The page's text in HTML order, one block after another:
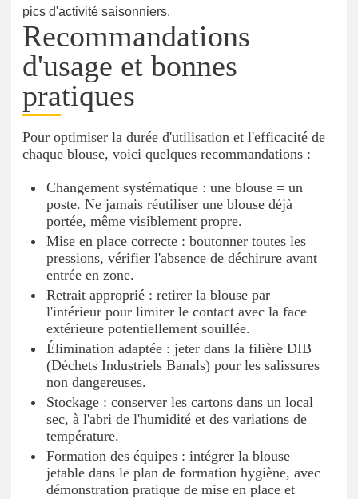
pics d'activité saisonniers.
Recommandations
d'usage et bonnes
pratiques
Pour optimiser la durée d'utilisation et l'efficacité de
chaque blouse, voici quelques recommandations :
Changement systématique : une blouse = un
poste. Ne jamais réutiliser une blouse déjà
portée, même visiblement propre.
Mise en place correcte : boutonner toutes les
pressions, vérifier l'absence de déchirure avant
entrée en zone.
Retrait approprié : retirer la blouse par
l'intérieur pour limiter le contact avec la face
extérieure potentiellement souillée.
Élimination adaptée : jeter dans la filière DIB
(Déchets Industriels Banals) pour les salissures
non dangereuses.
Stockage : conserver les cartons dans un local
sec, à l'abri de l'humidité et des variations de
température.
Formation des équipes : intégrer la blouse
jetable dans le plan de formation hygiène, avec
démonstration pratique de mise en place et